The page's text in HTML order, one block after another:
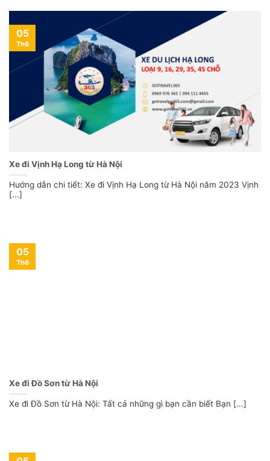
Xe đi Vịnh Hạ Long từ Hà Nội
Hướng dẫn chi tiết: Xe đi Vịnh Hạ Long từ Hà Nội năm 2023 Vịnh
[...]
05
Th6
Xe đi Đồ Sơn từ Hà Nội
Xe đi Đồ Sơn từ Hà Nội: Tất cả những gì bạn cần biết Bạn [...]
05
Th6